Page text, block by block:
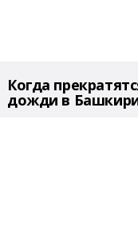
Когда
дожди в